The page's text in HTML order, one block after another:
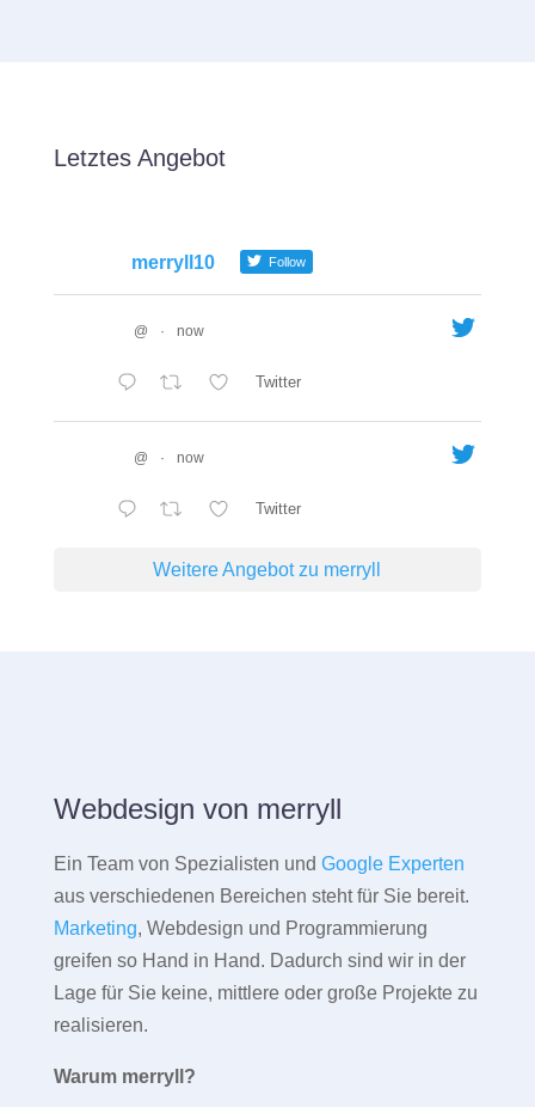
Letztes Angebot
merryll10 Follow
@ · now
Twitter
@ · now
Twitter
Weitere Angebot zu merryll
Webdesign von merryll
Ein Team von Spezialisten und Google Experten
aus verschiedenen Bereichen steht für Sie bereit.
Marketing, Webdesign und Programmierung
greifen so Hand in Hand. Dadurch sind wir in der
Lage für Sie keine, mittlere oder große Projekte zu
realisieren.
Warum merryll?